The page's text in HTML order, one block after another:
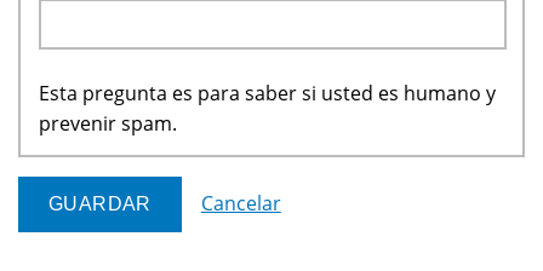
Esta pregunta es para saber si usted es humano y
prevenir spam.
Cancelar